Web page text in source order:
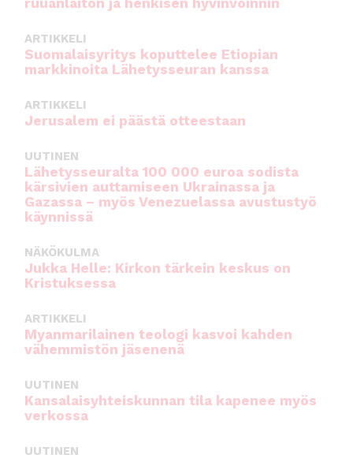
k
ruuanlaiton ja henkisen hyvinvoinnin
ARTIKKELI
Suomalaisyritys koputtelee Etiopian
markkinoita Lähetysseuran kanssa
ARTIKKELI
Jerusalem ei päästä otteestaan
UUTINEN
Lähetysseuralta 100 000 euroa sodista
kärsivien auttamiseen Ukrainassa ja
Gazassa – myös Venezuelassa avustustyö
käynnissä
NÄKÖKULMA
Jukka Helle: Kirkon tärkein keskus on
Kristuksessa
ARTIKKELI
Myanmarilainen teologi kasvoi kahden
vähemmistön jäsenenä
UUTINEN
Kansalaisyhteiskunnan tila kapenee myös
verkossa
UUTINEN